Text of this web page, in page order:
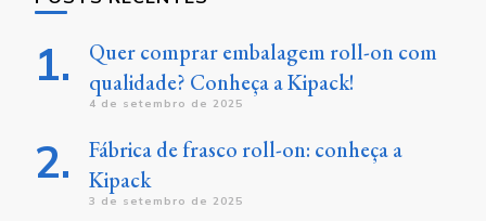
Quer comprar embalagem roll-on com
qualidade? Conheça a Kipack!
4 de setembro de 2025
Fábrica de frasco roll-on: conheça a
Kipack
3 de setembro de 2025